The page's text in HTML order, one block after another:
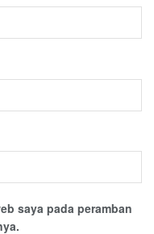
saya pada peramban